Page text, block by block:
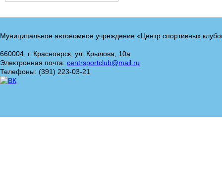
Муниципальное автономное учреждение «Центр спортивных
660004, г. Красноярск, ул. Крылова, 10а
Электронная почта: centrsportclub@mail.ru
Телефоны: (391) 223-03-21